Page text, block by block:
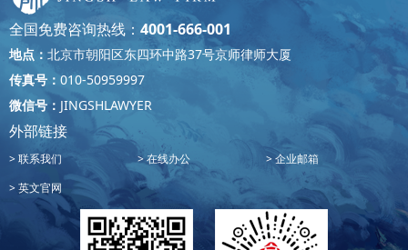
全国免费咨询热线： 4001-666-001
地点： 北京市朝阳区东四环中路37号京师律师大厦
传真号： 010-50959997
微信号： JINGSHLAWYER
外部链接
联系我们 在线办公
企业邮箱
英文官网